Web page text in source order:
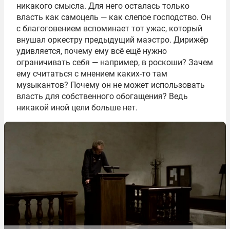
никакого смысла. Для него осталась только
власть как самоцель — как слепое господство. Он
с благоговением вспоминает тот ужас, который
внушал оркестру предыдущий маэстро. Дирижёр
удивляется, почему ему всё ещё нужно
ограничивать себя — например, в роскоши? Зачем
ему считаться с мнением каких-то там
музыкантов? Почему он не может использовать
власть для собственного обогащения? Ведь
никакой иной цели больше нет.